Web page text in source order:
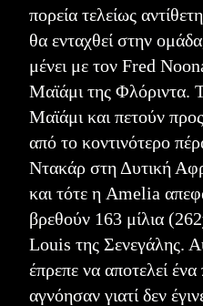
πορεία τελείως
θα ενταχθεί στην
μένει με τον Fred
Μαϊάμι της Φλόριντα.
Μαϊάμι και πετούν
από το κοντινότερο
Ντακάρ στη Δυτική
και τότε η Amelia
βρεθούν 163 μίλια
Louis της Σενεγάλης.
έπρεπε να αποτελεί
αγνόησαν γιατί δεν